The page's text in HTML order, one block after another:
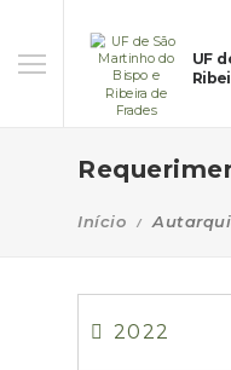
UF
Início
2022